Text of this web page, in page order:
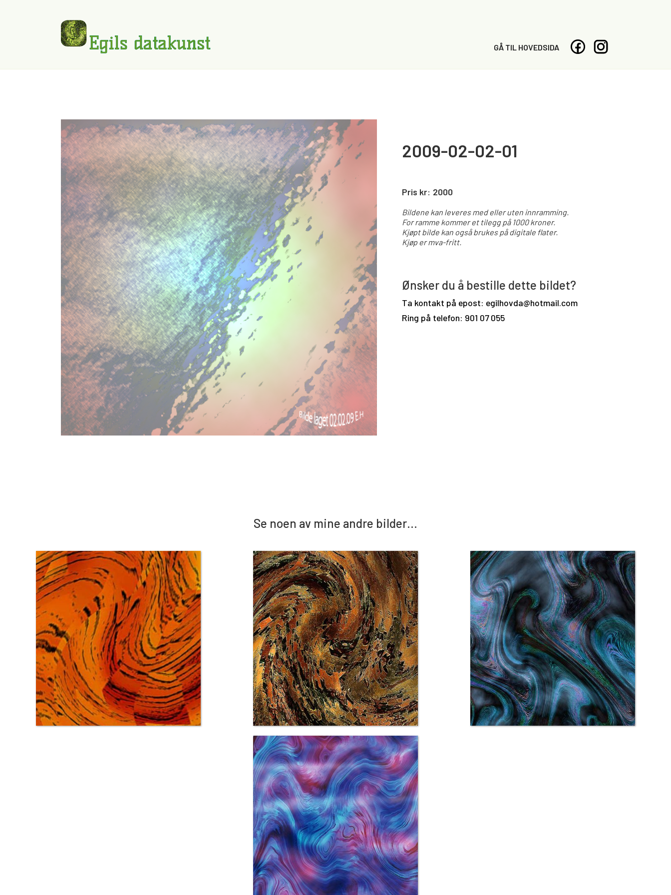
GÅ TIL HOVEDSIDA
2009-02-02-01
Pris kr: 2000
Bildene kan leveres med eller uten innramming.
For ramme kommer et tilegg på 1000 kroner.
Kjøpt bilde kan også brukes på digitale flater.
Kjøp er mva-fritt.
Ønsker du å bestille dette bildet?
Ta kontakt på epost: egilhovda@hotmail.com
Ring på telefon: 901 07 055
Se noen av mine andre bilder…